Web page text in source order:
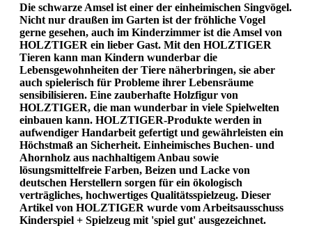
Die schwarze Amsel ist einer der einheimischen Singvögel.
Nicht nur draußen im Garten ist der fröhliche Vogel
gerne gesehen, auch im Kinderzimmer ist die Amsel von
HOLZTIGER ein lieber Gast. Mit den HOLZTIGER
Tieren kann man Kindern wunderbar die
Lebensgewohnheiten der Tiere näherbringen, sie aber
auch spielerisch für Probleme ihrer Lebensräume
sensibilisieren. Eine zauberhafte Holzfigur von
HOLZTIGER, die man wunderbar in viele Spielwelten
einbauen kann. HOLZTIGER-Produkte werden in
aufwendiger Handarbeit gefertigt und gewährleisten ein
Höchstmaß an Sicherheit. Einheimisches Buchen- und
Ahornholz aus nachhaltigem Anbau sowie
lösungsmittelfreie Farben, Beizen und Lacke von
deutschen Herstellern sorgen für ein ökologisch
verträgliches, hochwertiges Qualitätsspielzeug. Dieser
Artikel von HOLZTIGER wurde vom Arbeitsausschuss
Kinderspiel + Spielzeug mit 'spiel gut' ausgezeichnet.